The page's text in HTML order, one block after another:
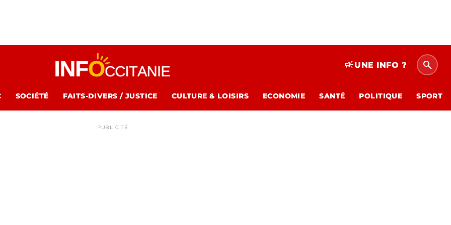
campaignUNE INFO ? search
SOCIÉTÉ FAITS-DIVERS / JUSTICE CULTURE & LOISIRS ECONOMIE SANTÉ POLITIQUE SPORT
PUBLICITÉ